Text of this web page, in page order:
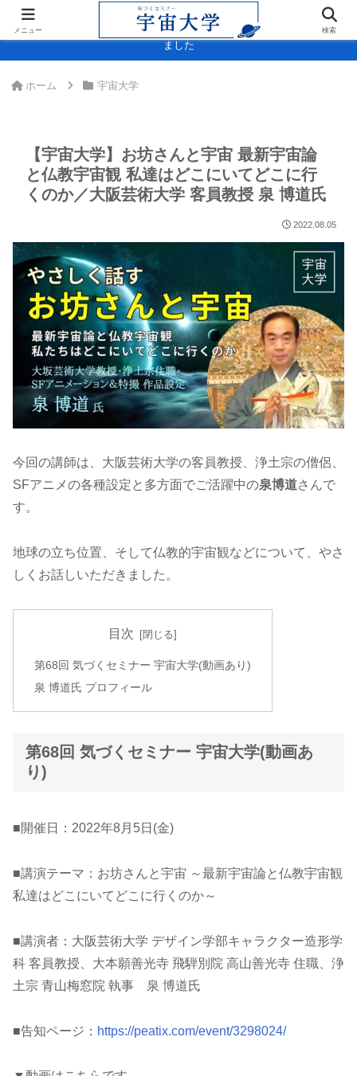
＞＞内閣府「宇宙スキル標準(決定版)」に宇宙大学・宇宙検定が掲載され
ました
ホーム 宇宙大学
【宇宙大学】お坊さんと宇宙 最新宇宙論
と仏教宇宙観 私達はどこにいてどこに行
くのか／大阪芸術大学 客員教授 泉 博道氏
2022.08.05
今回の講師は、大阪芸術大学の客員教授、浄土宗の僧侶、
SFアニメの各種設定と多方面でご活躍中の泉博道さんで
す。
地球の立ち位置、そして仏教的宇宙観などについて、やさ
しくお話しいただきました。
目次
第68回 気づくセミナー 宇宙大学(動画あり)
泉 博道氏 プロフィール
第68回 気づくセミナー 宇宙大学(動画あ
り)
■開催日：2022年8月5日(金)
■講演テーマ：お坊さんと宇宙 ～最新宇宙論と仏教宇宙観
私達はどこにいてどこに行くのか～
■講演者：大阪芸術大学 デザイン学部キャラクター造形学
科 客員教授、大本願善光寺 飛騨別院 高山善光寺 住職、浄
土宗 青山梅窓院 執事 泉 博道氏
■告知ページ： https://peatix.com/event/3298024/
メニュー 検索